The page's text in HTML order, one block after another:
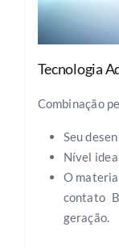
Tecnologia
Combinação
Seu
Nível
O
contato
geração.